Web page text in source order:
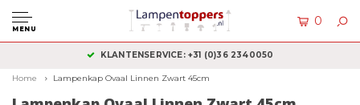
MENU
0
KLANTENSERVICE: +31 (0)36 2340050
Home Lampenkap Ovaal Linnen Zwart 45cm